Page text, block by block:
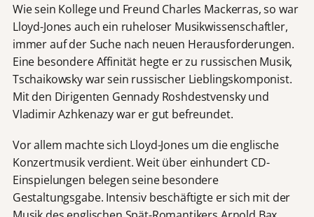
Wie sein Kollege und Freund Charles Mackerras, so war
Lloyd-Jones auch ein ruheloser Musikwissenschaftler,
immer auf der Suche nach neuen Herausforderungen.
Eine besondere Affinität hegte er zu russischen Musik,
Tschaikowsky war sein russischer Lieblingskomponist.
Mit den Dirigenten Gennady Roshdestvensky und
Vladimir Azhkenazy war er gut befreundet.
Vor allem machte sich Lloyd-Jones um die englische
Konzertmusik verdient. Weit über einhundert CD-
Einspielungen belegen seine besondere
Gestaltungsgabe. Intensiv beschäftigte er sich mit der